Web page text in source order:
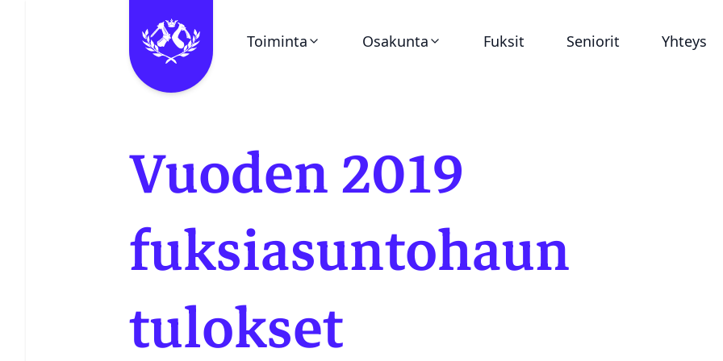
Ohita valikko Toiminta
Pieni Puukello
Vuosikello
Osakunta
Virat
Historia
Fuksit Seniorit Yhteys
Vuoden 2019
fuksiasuntohaun
tulokset